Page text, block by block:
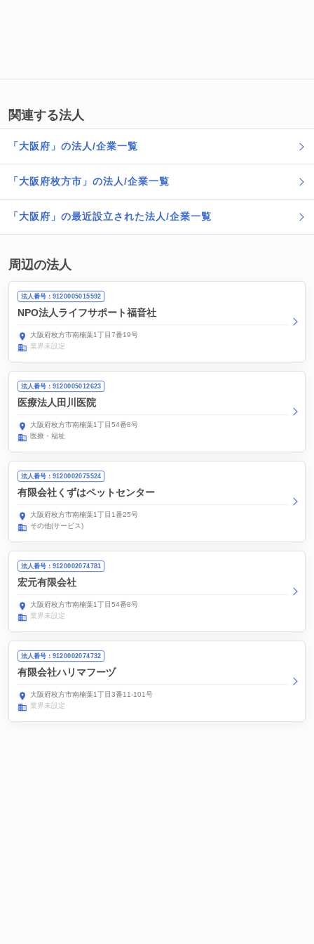
関連する法人
「大阪府」の法人/企業一覧
「大阪府枚方市」の法人/企業一覧
「大阪府」の最近設立された法人/企業一覧
周辺の法人
法人番号：9120005015592
NPO法人ライフサポート福音社
大阪府枚方市南楠葉1丁目7番19号
業界未設定
法人番号：9120005012623
医療法人田川医院
大阪府枚方市南楠葉1丁目54番8号
医療・福祉
法人番号：9120002075524
有限会社くずはペットセンター
大阪府枚方市南楠葉1丁目1番25号
その他(サービス)
法人番号：9120002074781
宏元有限会社
大阪府枚方市南楠葉1丁目54番8号
業界未設定
法人番号：9120002074732
有限会社ハリマフーヅ
大阪府枚方市南楠葉1丁目3番11-101号
業界未設定